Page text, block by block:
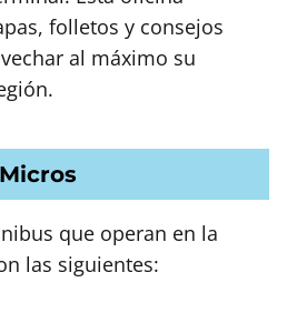
folletos y consejos
al máximo su
Micros
que operan en la
las siguientes: